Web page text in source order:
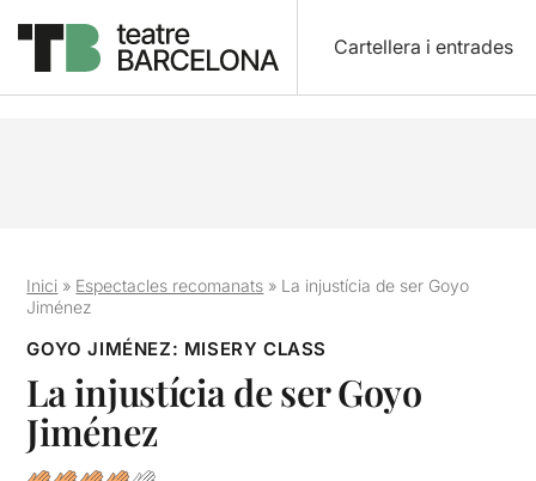
Cartellera i entrades
Inici » Espectacles recomanats » La injustícia de ser Goyo
Jiménez
GOYO JIMÉNEZ: MISERY CLASS
La injustícia de ser Goyo
Jiménez